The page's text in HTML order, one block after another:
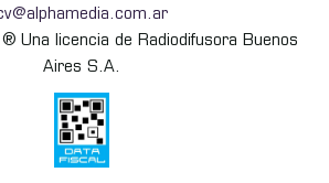
Una licencia de Radiodifusora Buenos
Aires S.A.